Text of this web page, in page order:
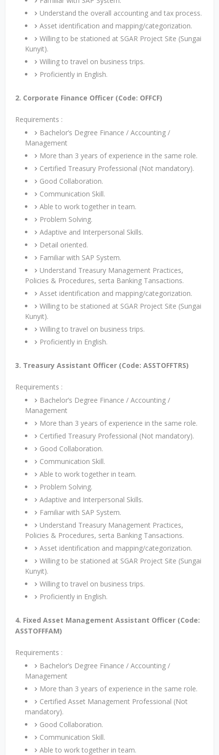
Understand the overall accounting and tax process.
Asset identification and mapping/categorization.
Willing to be stationed at SGAR Project Site (Sungai
Kunyit).
Willing to travel on business trips.
Proficiently in English.
2. Corporate Finance Officer (Code: OFFCF)
Requirements :
Bachelor’s Degree Finance / Accounting /
Management
More than 3 years of experience in the same role.
Certified Treasury Professional (Not mandatory).
Good Collaboration.
Communication Skill.
Able to work together in team.
Problem Solving.
Adaptive and Interpersonal Skills.
Detail oriented.
Familiar with SAP System.
Understand Treasury Management Practices,
Policies & Procedures, serta Banking Tansactions.
Asset identification and mapping/categorization.
Willing to be stationed at SGAR Project Site (Sungai
Kunyit).
Willing to travel on business trips.
Proficiently in English.
3. Treasury Assistant Officer (Code: ASSTOFFTRS)
Requirements :
Bachelor’s Degree Finance / Accounting /
Management
More than 3 years of experience in the same role.
Certified Treasury Professional (Not mandatory).
Good Collaboration.
Communication Skill.
Able to work together in team.
Problem Solving.
Adaptive and Interpersonal Skills.
Familiar with SAP System.
Understand Treasury Management Practices,
Policies & Procedures, serta Banking Tansactions.
Asset identification and mapping/categorization.
Willing to be stationed at SGAR Project Site (Sungai
Kunyit).
Willing to travel on business trips.
Proficiently in English.
4. Fixed Asset Management Assistant Officer (Code:
ASSTOFFFAM)
Requirements :
Bachelor’s Degree Finance / Accounting /
Management
More than 3 years of experience in the same role.
Certified Asset Management Professional (Not
mandatory).
Good Collaboration.
Communication Skill.
Able to work together in team.